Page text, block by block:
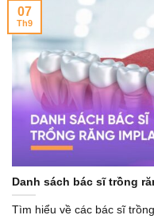
Danh sách bác sĩ trồng
Tìm hiểu về các bác sĩ
07
Th9